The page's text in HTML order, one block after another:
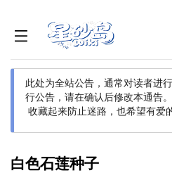
此处为全站公告，通常对读者进
行公告，请在确认后修改本通告。
收藏起来防止迷路，也希望有爱
白色石莲种子